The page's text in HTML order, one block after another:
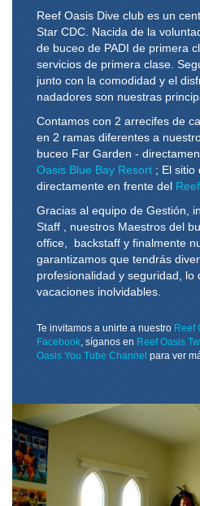
Reef Oasis Dive club es un
Star CDC. Nacida de la
de buceo de PADI de primera
servicios de primera clase.
junto con la comodidad y el
nadadores son nuestras
Contamos con 2 arrecifes de
en 2 ramas diferentes a
buceo Far Garden -
Oasis Blue Bay Resort; El sitio
directamente en frente del
Gracias al equipo de Gestión,
Staff , nuestros Maestros del
office, backstaff y finalmente
garantizamos que tendrás
profesionalidad y seguridad, lo
vacaciones inolvidables.
Te invitamos a unirte a nuestro Reef
Facebook, síganos en Reef Oasis
Oasis You Tube Channel para ver